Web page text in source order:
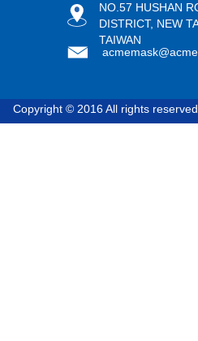
NO.57 HUSHAN
DISTRICT, NEW
TAIWAN
Copyright © 2016 All rights